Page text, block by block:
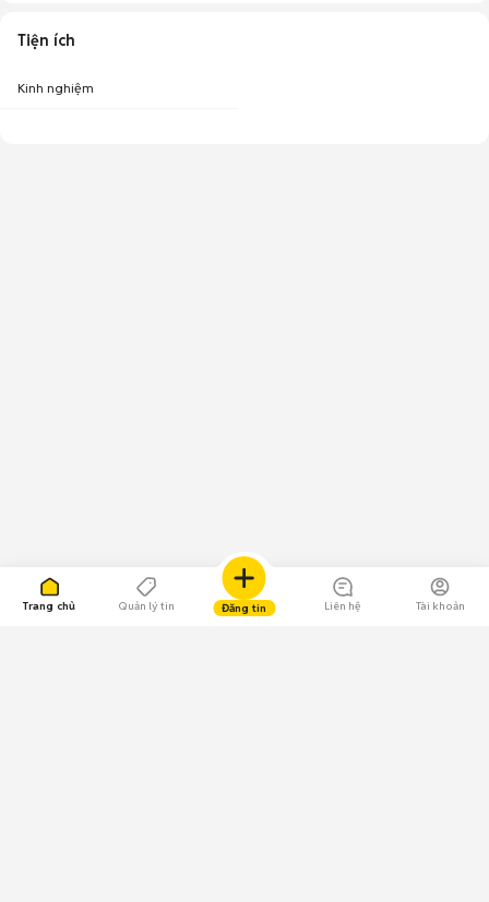
Trang chủ Quản lý tin Đăng tin Liên hệ Tài khoản
Tiện ích
Kinh nghiệm